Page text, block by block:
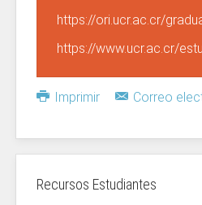
https://ori.ucr.ac.cr/
https://www.ucr.ac.cr/
Imprimir Correo
Recursos Estudiantes